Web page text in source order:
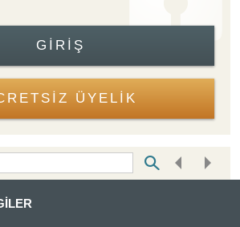
GIRIŞ
ÜYELİK